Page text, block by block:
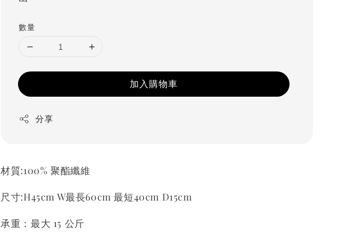
數量
加入購物車
分享
材質:100% 聚酯纖維
尺寸:H45cm W最長60cm 最短40cm D15cm
承重：最大 15 公斤